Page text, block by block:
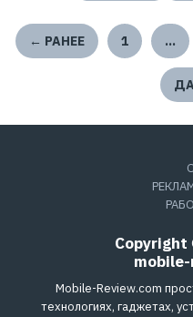
← РАНЕЕ 1 …
Mobile-Review.com
технологиях, гаджетах,